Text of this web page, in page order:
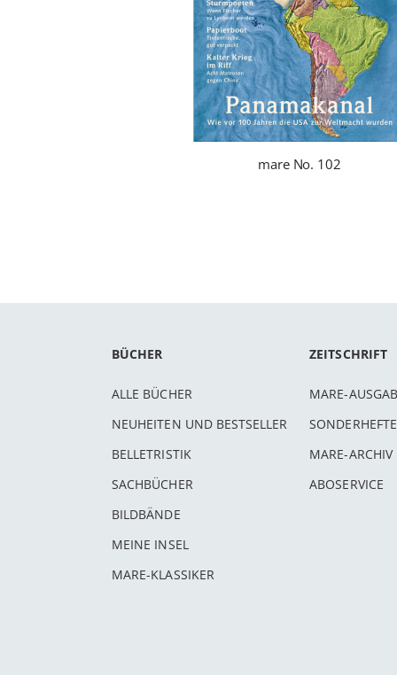
mare No. 102
BÜCHER
ALLE BÜCHER
NEUHEITEN UND BESTSELLER
BELLETRISTIK
SACHBÜCHER
BILDBÄNDE
MEINE INSEL
MARE-KLASSIKER
ZEITSCHRIFT
MARE-
SONDERHEFTE
MARE-ARCHIV
ABOSERVICE